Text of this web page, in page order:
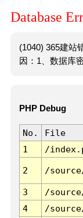
Database
(1040) 365建站
因：1、数据库
PHP Debug
No. File
1
/
2 /
3 /
4
/